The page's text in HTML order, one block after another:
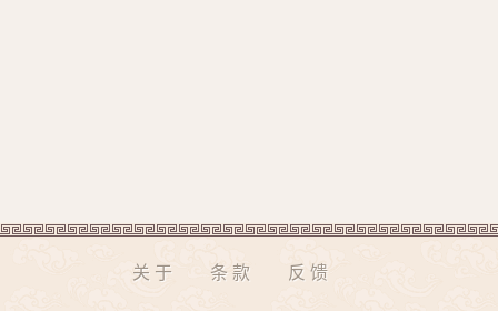
关于 条款 反馈